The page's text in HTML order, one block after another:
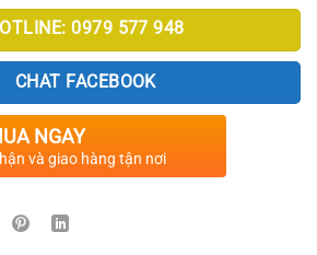
0979 577 948
CHAT FACEBOOK
NGAY
và giao hàng tận nơi